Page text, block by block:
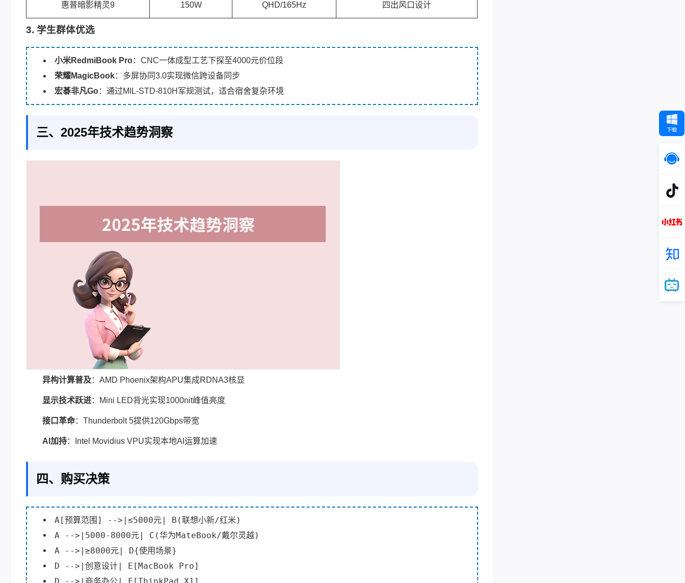
惠普暗影精灵9 150W QHD/165Hz 四出风口设计
3. 学生群体优选
小米RedmiBook Pro：CNC一体成型工艺下探至4000元价位段
荣耀MagicBook：多屏协同3.0实现微信跨设备同步
宏碁非凡Go：通过MIL-STD-810H军规测试，适合宿舍复杂环境
三、2025年技术趋势洞察
异构计算普及 ：AMD Phoenix架构APU集成RDNA3核显
显示技术跃进：Mini LED背光实现1000nit峰值亮度
接口革命：Thunderbolt 5提供120Gbps带宽
AI加持：Intel Movidius VPU实现本地AI运算加速
四、购买决策
A[预算范围] -->|≤5000元| B(联想小新/红米)
A -->|5000-8000元| C(华为MateBook/戴尔灵越)
A -->|≥8000元| D{使用场景}
D -->|创意设计| E[MacBook Pro]